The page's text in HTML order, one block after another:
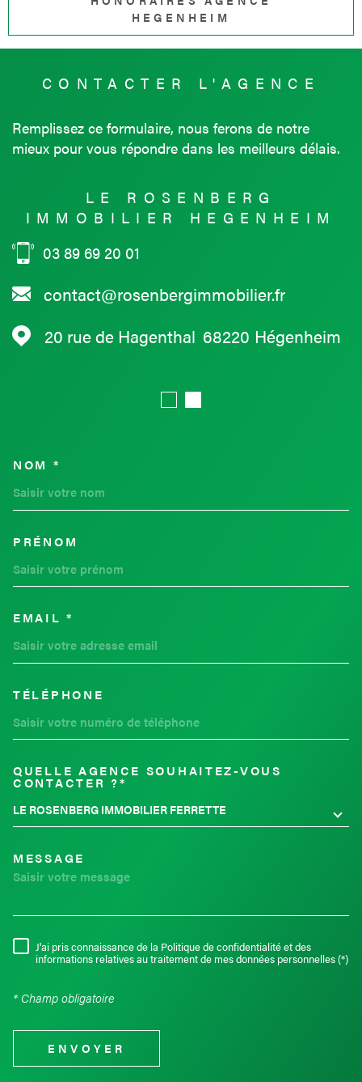
HEGENHEIM
CONTACTER L'AGENCE
Remplissez ce formulaire, nous ferons de notre
mieux pour vous répondre dans les meilleurs délais.
LE ROSENBERG
IMMOBILIER HEGENHEIM
03 89 69 20 01
contact@rosenbergimmobilier.fr
20 rue de Hagenthal 68220 Hégenheim
NOM *
PRÉNOM
EMAIL *
TÉLÉPHONE
QUELLE AGENCE SOUHAITEZ-VOUS
CONTACTER ?*
LE ROSENBERG IMMOBILIER FERRETTE
MESSAGE
RÈGLEMENTATION
J'ai pris connaissance de la Politique de confidentialité et des
informations relatives au traitement de mes données personnelles (*)
* Champ obligatoire
ENVOYER